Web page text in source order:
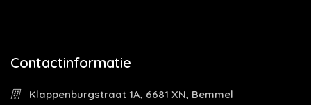
Contactinformatie
Klappenburgstraat 1A, 6681 XN, Bemmel